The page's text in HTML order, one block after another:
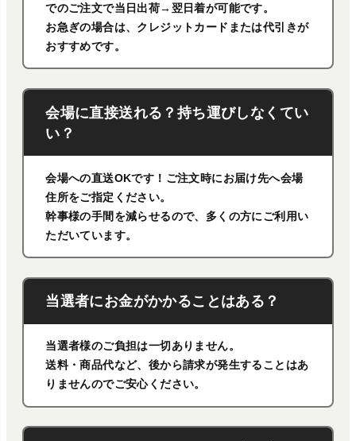
でのご注文で当日出荷→翌日着が可能です。
お急ぎの場合は、クレジットカードまたは代引きが
おすすめです。
会場に直接送れる？持ち運びしなくてい
い？
会場への直送OKです！ご注文時にお届け先へ会場
住所をご指定ください。
幹事様の手間を減らせるので、多くの方にご利用い
ただいています。
当選者にお金がかかることはある？
当選者様のご負担は一切ありません。
送料・商品代など、後から請求が発生することはあ
りませんのでご安心ください。